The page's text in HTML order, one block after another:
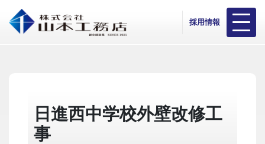
採用情報
日進西中学校外壁改修工
事